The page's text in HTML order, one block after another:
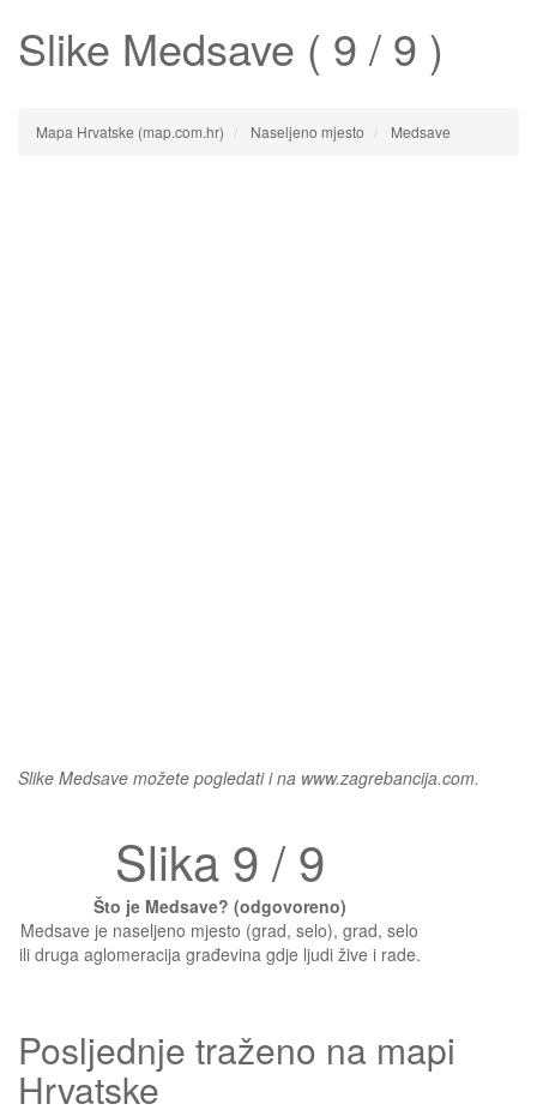
Slike Medsave ( 9 / 9 )
Mapa Hrvatske (map.com.hr) Naseljeno mjesto Medsave
Slike Medsave možete pogledati i na www.zagrebancija.com.
Slika 9 / 9
Što je Medsave? (odgovoreno)
Medsave je naseljeno mjesto (grad, selo), grad, selo
ili druga aglomeracija građevina gdje ljudi žive i rade.
Posljednje traženo na mapi
Hrvatske